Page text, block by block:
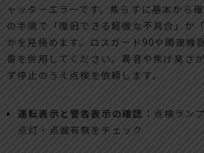
ャッターエラーです。焦らずに基本から
の手順で「復旧できる軽微な不具合」か
かを見極めます。ロスガード90や関連機
書を併用してください。異音や焦げ臭さ
ず停止のうえ点検を依頼します。
運転表示と警告表示の確認 ：点検ラン
点灯・点滅有無をチェック